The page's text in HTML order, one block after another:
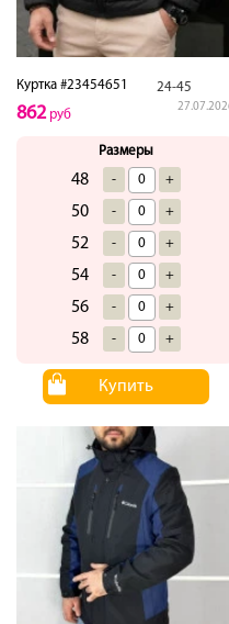
Куртка #23454651 24-45
862руб
Размеры
48 - +
50 - +
52 - +
54 - +
56 - +
58 - +
Купить